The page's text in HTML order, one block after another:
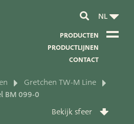
NL
PRODUCTEN
PRODUCTLIJNEN
CONTACT
Import
Gretchen TW-M Line
BM 099-0
Bekijk sfeer